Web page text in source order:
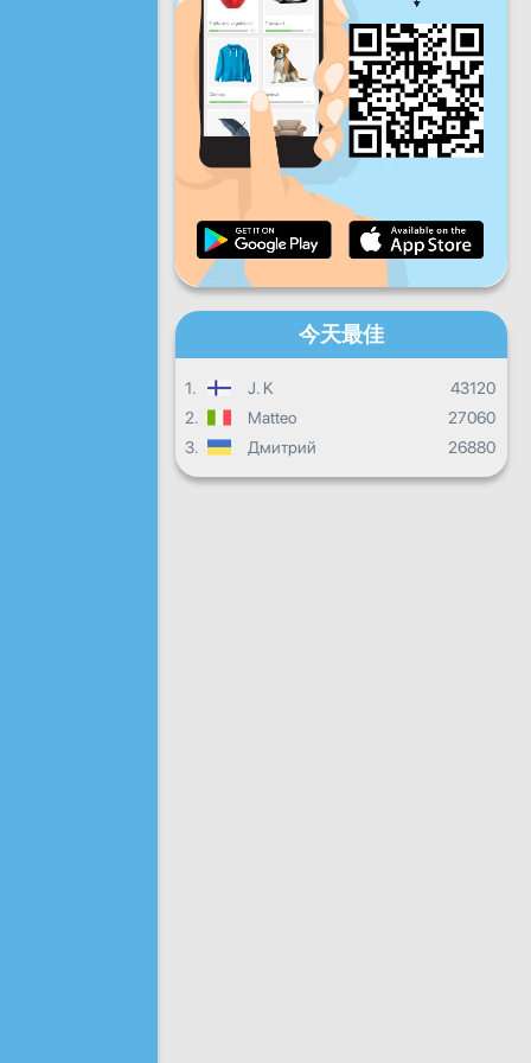
星期六 星期天
每日进度
每月进度
總體進度
今天最佳
1. J. K
43120
2.
Matteo
27060
3.
Дмитрий 26880